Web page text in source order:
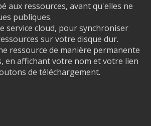
aux ressources, avant qu'elles ne
publiques.
service cloud, pour synchroniser
sur votre disque dur.
ressource de manière permanente
en affichant votre nom et votre lien
de téléchargement.